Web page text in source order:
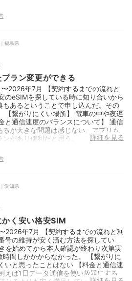
福島県
ラン変更ができる
〜2026年7月 【契約するまでの流れと
のeSIMを探している時に知り合いから
あるということで申し込んだ。その
【繋がりにくい場所】 電車の中や夜遅
と通信速度のバランスについて】 通信
が大きな問題は感じない。アプリも
があり便利だと思う。
詳細を見る
愛知県
く安い格安SIM
2026年7月 【契約するまでの流れと利
号の維持が安く済む方法を探してい
を始めてから本人確認が終わり次第実
間しかかからなかった。 【繋がりに
いと思ったことはない 【料金と通信速
えば1日データ通信を使い放題にする